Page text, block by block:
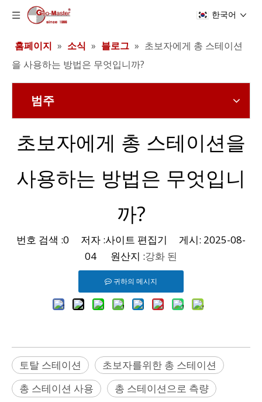
한국어
홈페이지 » 소식 » 블로그 » 초보자에게 총 스테이션
을 사용하는 방법은 무엇입니까?
범주
초보자에게 총 스테이션을
사용하는 방법은 무엇입니
까?
번호 검색 :0 저자 :사이트 편집기 게시: 2025-08-
04 원산지 :강화 된
귀하의 메시지
토탈 스테이션
초보자를위한 총 스테이션
총 스테이션 사용
총 스테이션으로 측량